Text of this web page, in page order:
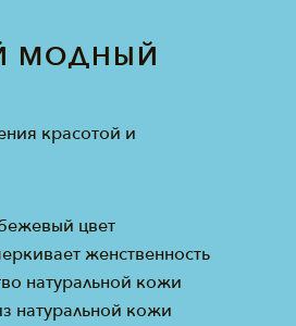
МОДНЫЙ
красотой и
цвет
женственность
натуральной кожи
натуральной кожи